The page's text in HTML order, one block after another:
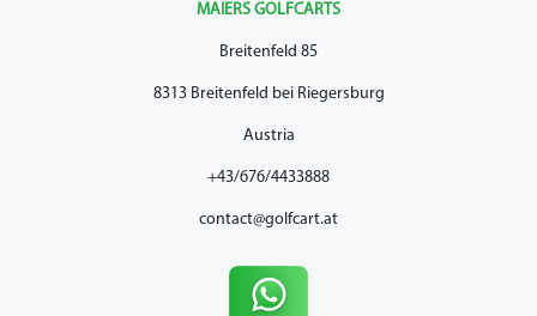
MAIERS GOLFCARTS
Breitenfeld 85
8313 Breitenfeld bei Riegersburg
Austria
+43/676/4433888
contact@golfcart.at